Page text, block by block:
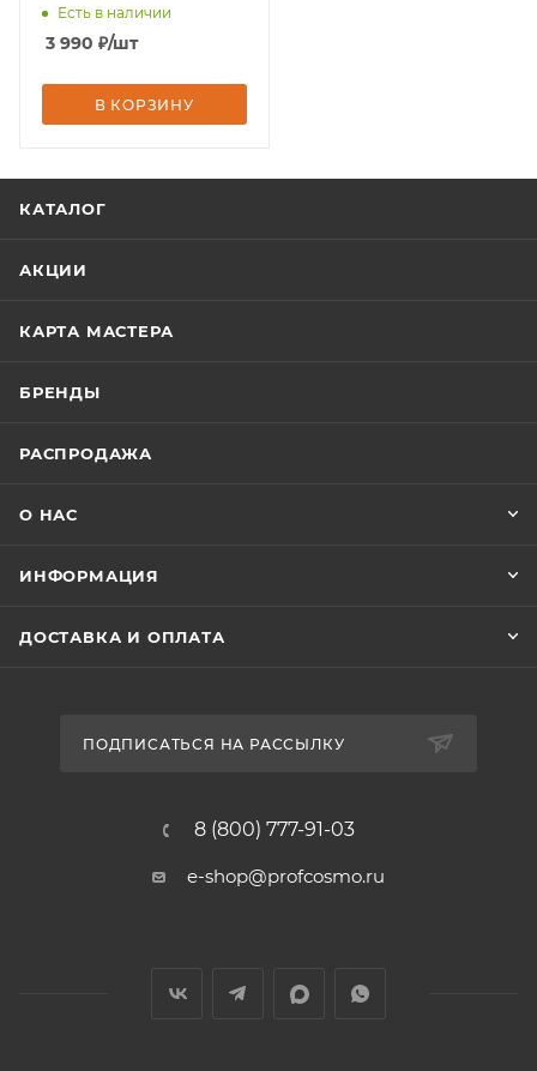
Есть в наличии
3 990 ₽/шт
В КОРЗИНУ
КАТАЛОГ
АКЦИИ
КАРТА МАСТЕРА
БРЕНДЫ
РАСПРОДАЖА
О НАС
ИНФОРМАЦИЯ
ДОСТАВКА И ОПЛАТА
ПОДПИСАТЬСЯ НА РАССЫЛКУ
8 (800) 777-91-03
e-shop@profcosmo.ru